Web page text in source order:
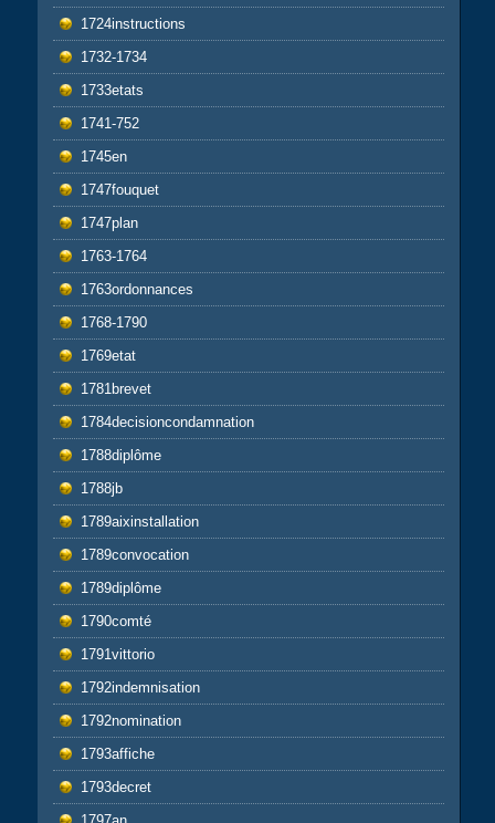
1724instructions
1732-1734
1733etats
1741-752
1745en
1747fouquet
1747plan
1763-1764
1763ordonnances
1768-1790
1769etat
1781brevet
1784decisioncondamnation
1788diplôme
1788jb
1789aixinstallation
1789convocation
1789diplôme
1790comté
1791vittorio
1792indemnisation
1792nomination
1793affiche
1793decret
1797an